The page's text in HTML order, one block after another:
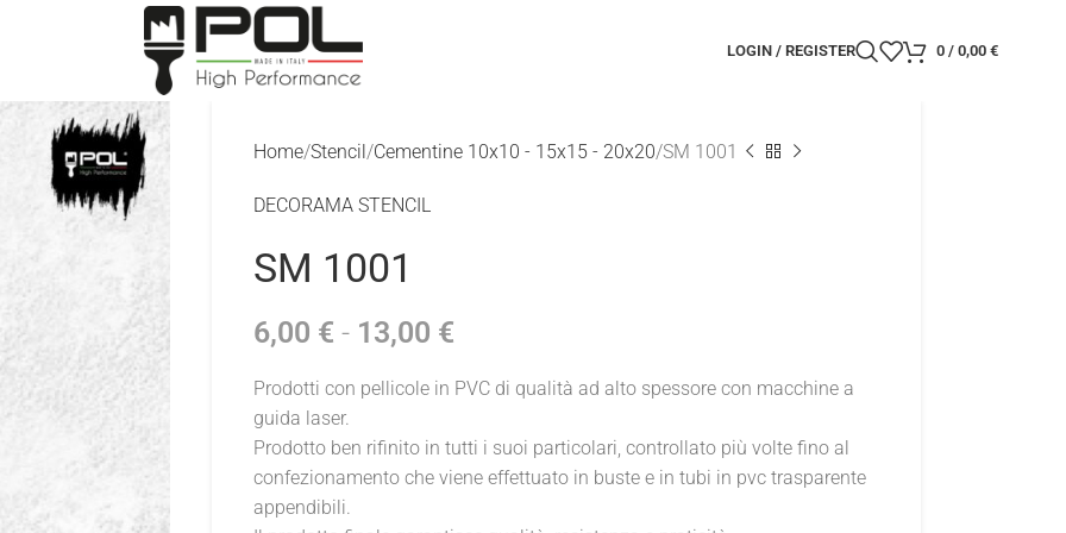
LOGIN / REGISTER 0 / 0,00 €
Home Stencil Cementine 10x10 - 15x15 - 20x20 SM 1001
DECORAMA STENCIL
SM 1001
6,00 € - 13,00 €
Prodotti con pellicole in PVC di qualità ad alto spessore con macchine a
guida laser.
Prodotto ben rifinito in tutti i suoi particolari, controllato più volte fino al
confezionamento che viene effettuato in buste e in tubi in pvc trasparente
appendibili.